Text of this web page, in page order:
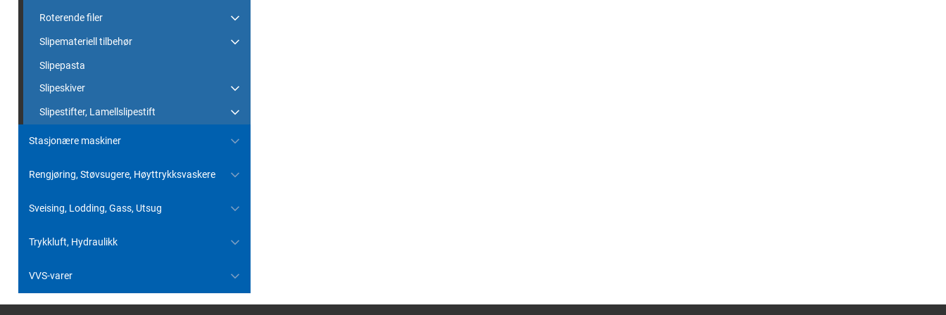
Roterende filer
Slipemateriell tilbehør
Slipepasta
Slipeskiver
Slipestifter, Lamellslipestift
Stasjonære maskiner
Rengjøring, Støvsugere, Høyttrykksvaskere
Sveising, Lodding, Gass, Utsug
Trykkluft, Hydraulikk
VVS-varer